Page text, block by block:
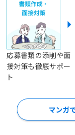
応募書類の添削や面
接対策も徹底サポー
ト
マンガ